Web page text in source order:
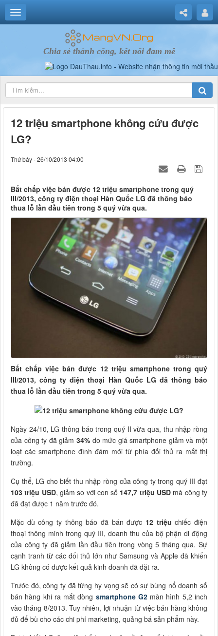
Chia sẻ thành công, kết nối đam mê
12 triệu smartphone không cứu được
LG?
Thứ bảy - 26/10/2013 04:00
Bất chấp việc bán được 12 triệu smartphone trong quý
III/2013, công ty điện thoại Hàn Quốc LG đã thông báo
thua lỗ lần đầu tiên trong 5 quý vừa qua.
Bất chấp việc bán được 12 triệu smartphone trong quý
III/2013, công ty điện thoại Hàn Quốc LG đã thông báo
thua lỗ lần đầu tiên trong 5 quý vừa qua.
Ngày 24/10, LG thông báo trong quý II vừa qua, thu nhập ròng
của công ty đã giảm 34%do mức giá smartphone giảm và một
loạt các smartphone đình đám mới từ phía đối thủ ra mắt thị
trường.
Cụ thể, LG cho biết thu nhập ròng của công ty trong quý III đạt
103 triệu USD, giảm so với con số 147,7 triệu USD mà công ty
đã đạt được 1 năm trước đó.
Mặc dù công ty thông báo đã bán được 12 triệu chiếc điện
thoại thông minh trong quý III, doanh thu của bộ phận di động
của công ty đã giảm lần đầu tiên trong vòng 5 tháng qua. Sự
cạnh tranh từ các đối thủ lớn như Samsung và Apple đã khiến
LG không có được kết quả kinh doanh đã đặt ra.
Trước đó, công ty đã từng hy vọng sẽ có sự bùng nổ doanh số
bán hàng khi ra mắt dòng smartphone G2màn hình 5,2 inch
vào tháng 8/2013. Tuy nhiên, lợi nhuận từ việc bán hàng không
đủ để bù cho các chi phí marketing, quảng bá sản phẩm này.